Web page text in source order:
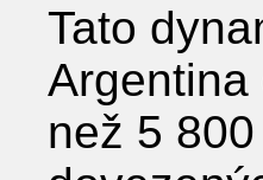
Tato
než 5